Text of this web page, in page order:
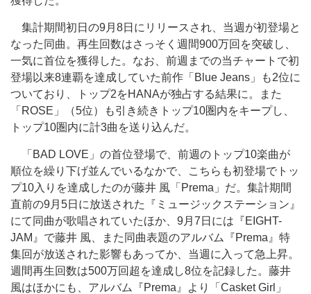
集計期間初日の9月8日にリリースされ、当週が初登場と
なった同曲。再生回数はさっそく週間900万回を突破し、
一気に首位を獲得した。なお、前週までの当チャートで初
登場以来8連覇を達成していた前作「Blue Jeans」も2位に
ついており、トップ2をHANAが独占する結果に。また
「ROSE」（5位）も引き続きトップ10圏内をキープし、
トップ10圏内に計3曲を送り込んだ。
「BAD LOVE」の首位登場で、前週のトップ10楽曲が
順位を繰り下げ並んでいるなかで、こちらも初登場でトッ
プ10入りを達成したのが藤井 風「Prema」だ。集計期間
直前の9月5日に放送された『ミュージックステーション』
にて同曲が歌唱されていたほか、9月7日には『EIGHT-
JAM』で藤井 風、また同曲表題のアルバム『Prema』特
集回が放送された影響もあってか、当週に入って急上昇。
週間再生回数は500万回超を達成し8位を記録した。藤井
風はほかにも、アルバム『Prema』より「Casket Girl」